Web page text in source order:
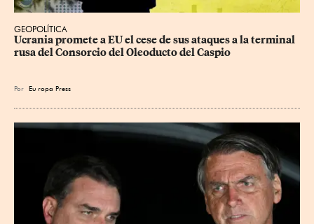
GEOPOLÍTICA
Ucrania promete a EU el cese de sus ataques a la terminal
rusa del Consorcio del Oleoducto del Caspio
Por Eu ropa Press